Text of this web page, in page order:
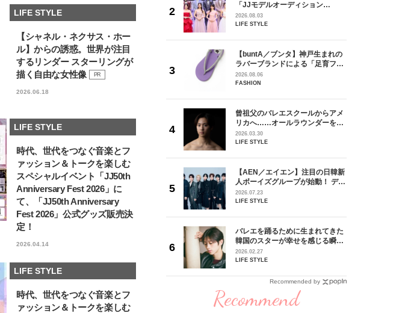
LIFE STYLE
【シャネル・ネクサス・ホー
ル】からの誘惑。世界が注目
するリンダー スターリングが
描く自由な女性像
PR
2026.06.18
LIFE STYLE
時代、世代をつなぐ音楽とフ
ァッション＆トークを楽しむ
スペシャルイベント「JJ50th
Anniversary Fest 2026」に
て、「JJ50th Anniversary
Fest 2026」公式グッズ販売決
定！
2026.04.14
LIFE STYLE
時代、世代をつなぐ音楽とフ
ァッション＆トークを楽しむ
「JJモデルオーディション
2027」が募集開始！ 予選ブロッ
「新システム」に変わります
2026.08.03
曾祖父のバレエスクールからアメ
リカへ……オールラウンダーを目
指すダンサーは踊ることが好きす
2026.03.30
人ボーイズグループが始動！ デビ
ュー目前のフレッシュな面々を独
ります♪
バレエを踊るために生まれてきた
韓国のスターが幸せを感じる瞬間
【王子様の推しドコロ】vol.28
チョン・ミンチョルさん
2026.02.27
LIFE STYLE
「JJモデルオーディション
2027」が募集開始！ 予選ブロッ
クは候補生の“魅力”を重視した
2026.08.03
LIFE STYLE
【buntA／ブンタ】神戸生まれの
ラバーブランドによる「足育フッ
トウェア」。伊勢丹新宿店でPOP-
UP開催中！
2026.08.06
FASHION
曾祖父のバレエスクールからアメ
リカへ……オールラウンダーを目
指すダンサーは踊ることが好きす
ぎる【王子様の推しドコロ】
2026.03.30
LIFE STYLE
【AEN／エイエン】注目の日韓新
人ボーイズグループが始動！ デビ
ュー目前のフレッシュな面々を独
占インタビュー。7人の魅力に迫
2026.07.23
LIFE STYLE
バレエを踊るために生まれてきた
韓国のスターが幸せを感じる瞬間
【王子様の推しドコロ】vol.28
チョン・ミンチョルさん
2026.02.27
LIFE STYLE
Recommended by
Recommend